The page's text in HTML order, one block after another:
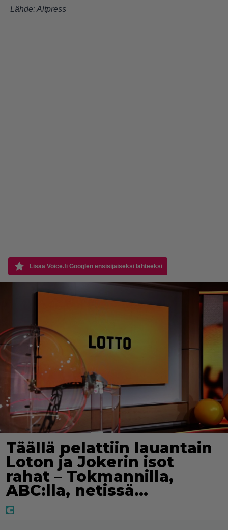
Lähde:Altpress
Lisää Voice.fi Googlen ensisijaiseksi lähteeksi
Täällä pelattiin lauantain
Loton ja Jokerin isot
rahat – Tokmannilla,
ABC:lla, netissä…